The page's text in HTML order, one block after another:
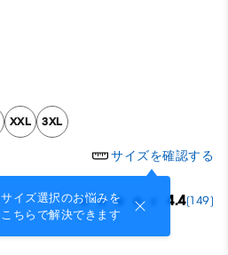
XXL 3XL
サイズを確認する
サイズ選択のお悩みを
こちらで解決できます
4.4(149)